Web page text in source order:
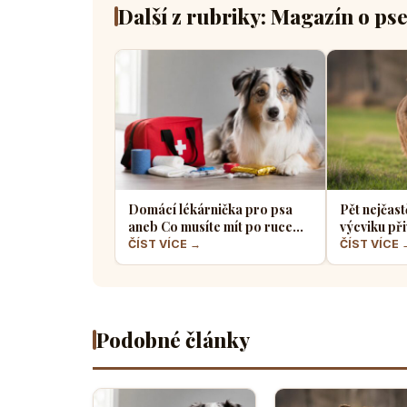
Další z rubriky: Magazín o
Domácí lékárnička pro psa
aneb Co musíte mít po ruce
pro případ nouze
ČÍST VÍCE →
Pět
výcviku
většina
ČÍST VÍCE
Podobné články